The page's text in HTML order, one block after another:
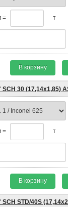
= т
В корзину
30 (17,14х1,85)
= т
В корзину
STD/40S